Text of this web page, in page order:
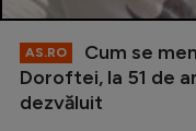
AS.RO
Cum se
Doroftei, la 51 de
dezvăluit